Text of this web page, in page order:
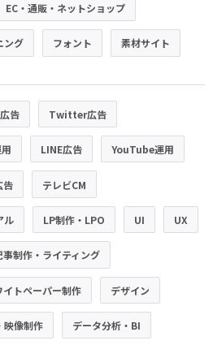
EC・通販・ネットショップ
ング フォント 素材サイト
告 Twitter広告
LINE広告 YouTube運用
告 テレビCM
ル LP制作・LPO UI UX
事制作・ライティング
イトペーパー制作 デザイン
映像制作 データ分析・BI